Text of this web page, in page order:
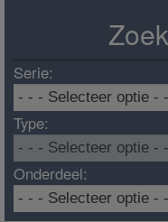
Serie:
Type:
Onderdeel: